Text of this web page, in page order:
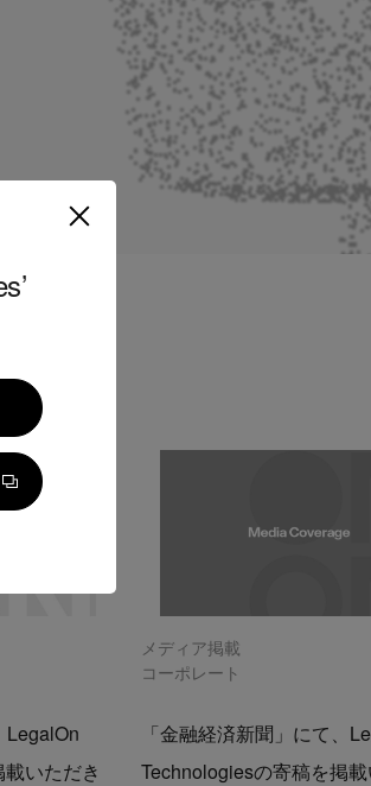
LegalOn
いただき
メディア掲載
コーポレート
「金融経済新聞」にて、
Technologiesの寄稿を掲